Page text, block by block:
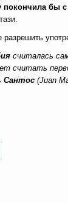
покончила бы с
считалась
считать
Сантос (Juan